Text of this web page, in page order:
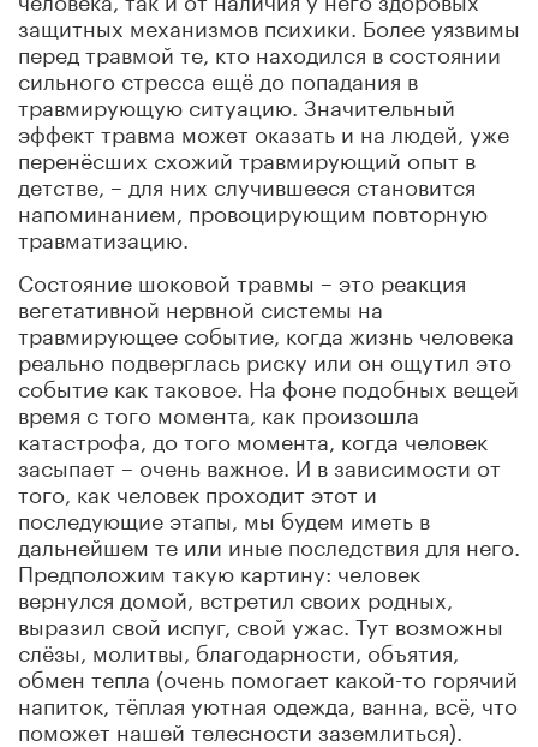
защитных механизмов психики. Более уязвимы
перед травмой те, кто находился в состоянии
сильного стресса ещё до попадания в
травмирующую ситуацию. Значительный
эффект травма может оказать и на людей, уже
перенёсших схожий травмирующий опыт в
детстве, – для них случившееся становится
напоминанием, провоцирующим повторную
травматизацию.
Состояние шоковой травмы – это реакция
вегетативной нервной системы на
травмирующее событие, когда жизнь человека
реально подверглась риску или он ощутил это
событие как таковое. На фоне подобных вещей
время с того момента, как произошла
катастрофа, до того момента, когда человек
засыпает – очень важное. И в зависимости от
того, как человек проходит этот и
последующие этапы, мы будем иметь в
дальнейшем те или иные последствия для него.
Предположим такую картину: человек
вернулся домой, встретил своих родных,
выразил свой испуг, свой ужас. Тут возможны
слёзы, молитвы, благодарности, объятия,
обмен тепла (очень помогает какой-то горячий
напиток, тёплая уютная одежда, ванна, всё, что
поможет нашей телесности заземлиться).